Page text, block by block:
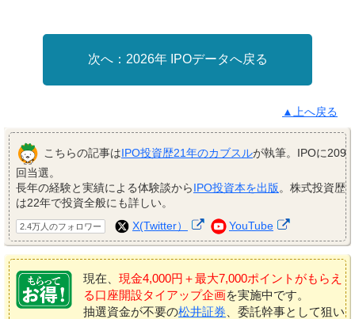
2026年 IPOデータへ戻る
▲上へ戻る
こちらの記事はIPO投資歴21年のカブスルが執筆。IPOに209
回当選。
長年の経験と実績による体験談からIPO投資本を出版。株式投資歴
は22年で投資全般にも詳しい。
2.4万人のフォロワー X(Twitter） YouTube
現在、 現金4,000円＋最大7,000ポイントがもらえ
る口座開設タイアップ企画を実施中です。
抽選資金が不要の松井証券 、委託幹事として狙い